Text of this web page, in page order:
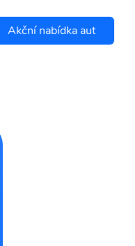
Akční nabídka aut